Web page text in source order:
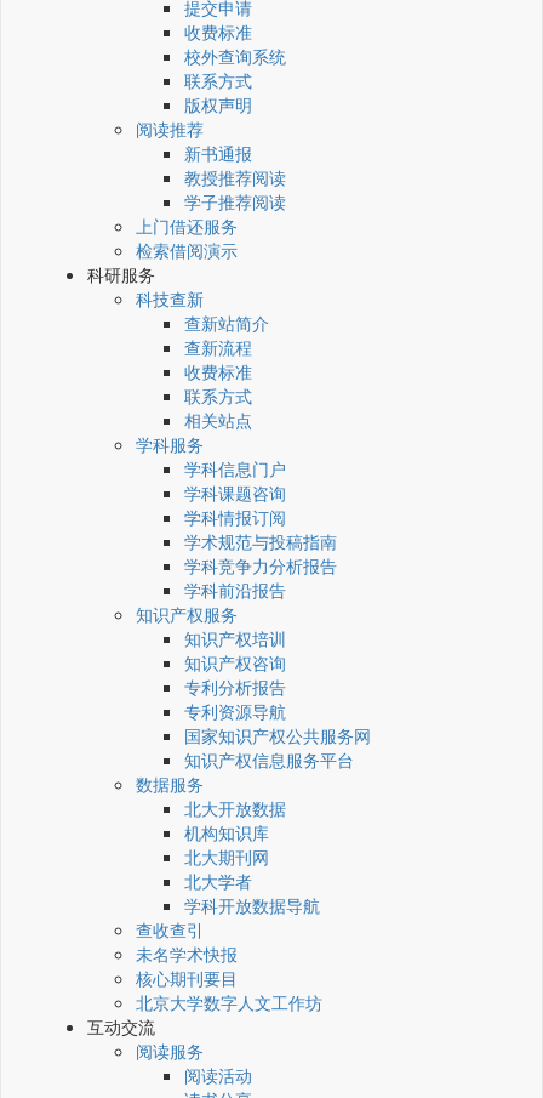
提交申请
收费标准
校外查询系统
联系方式
版权声明
阅读推荐
新书通报
教授推荐阅读
学子推荐阅读
上门借还服务
检索借阅演示
科研服务
科技查新
查新站简介
查新流程
收费标准
联系方式
相关站点
学科服务
学科信息门户
学科课题咨询
学科情报订阅
学术规范与投稿指南
学科竞争力分析报告
学科前沿报告
知识产权服务
知识产权培训
知识产权咨询
专利分析报告
专利资源导航
国家知识产权公共服务网
知识产权信息服务平台
数据服务
北大开放数据
机构知识库
北大期刊网
北大学者
学科开放数据导航
查收查引
未名学术快报
核心期刊要目
北京大学数字人文工作坊
互动交流
阅读服务
阅读活动